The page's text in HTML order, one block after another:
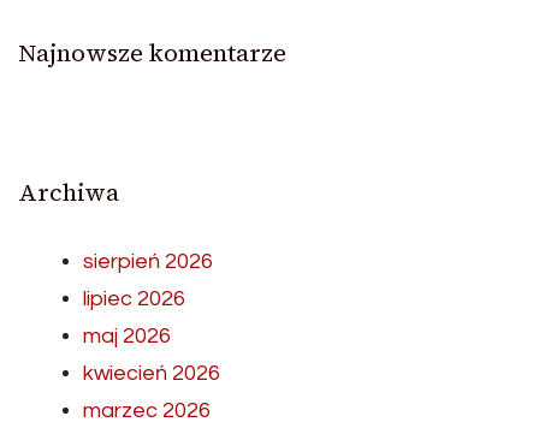
Najnowsze komentarze
Archiwa
sierpień 2026
lipiec 2026
maj 2026
kwiecień 2026
marzec 2026